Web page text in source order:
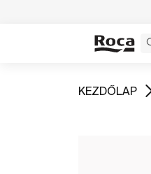
Ugrás
KEZDŐLAP